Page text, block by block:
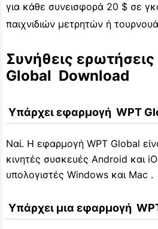
για κάθε συνεισφορά 20 $ σε
παιχνιδιών μετρητών ή
Συνήθεις ερωτήσεις
Global  Download
Υπάρχει εφαρμογή  WPT
Ναί. Η εφαρμογή WPT Global
κινητές συσκευές Android και
υπολογιστές Windows και Mac .
Υπάρχει μια εφαρμογή